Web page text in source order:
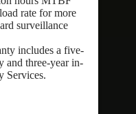
rate for more
surveillance
includes a five-
and three-year in-
Services.